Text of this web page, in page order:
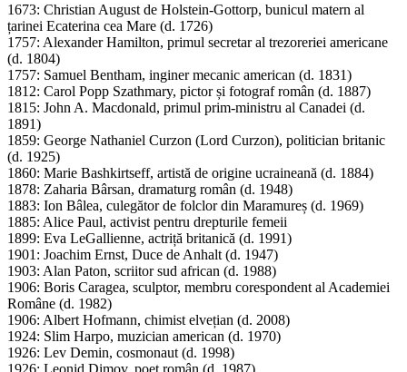
1673: Christian August de Holstein-Gottorp, bunicul matern al
țarinei Ecaterina cea Mare (d. 1726)
1757: Alexander Hamilton, primul secretar al trezoreriei americane
(d. 1804)
1757: Samuel Bentham, inginer mecanic american (d. 1831)
1812: Carol Popp Szathmary, pictor și fotograf român (d. 1887)
1815: John A. Macdonald, primul prim-ministru al Canadei (d.
1891)
1859: George Nathaniel Curzon (Lord Curzon), politician britanic
(d. 1925)
1860: Marie Bashkirtseff, artistă de origine ucraineană (d. 1884)
1878: Zaharia Bârsan, dramaturg român (d. 1948)
1883: Ion Bâlea, culegător de folclor din Maramureș (d. 1969)
1885: Alice Paul, activist pentru drepturile femeii
1899: Eva LeGallienne, actriță britanică (d. 1991)
1901: Joachim Ernst, Duce de Anhalt (d. 1947)
1903: Alan Paton, scriitor sud african (d. 1988)
1906: Boris Caragea, sculptor, membru corespondent al Academiei
Române (d. 1982)
1906: Albert Hofmann, chimist elvețian (d. 2008)
1924: Slim Harpo, muzician american (d. 1970)
1926: Lev Demin, cosmonaut (d. 1998)
1926: Leonid Dimov, poet român (d. 1987)